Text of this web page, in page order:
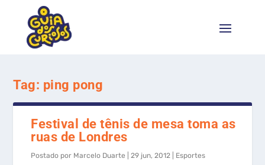
Tag: ping pong
Festival de tênis de mesa toma as
ruas de Londres
Postado por Marcelo Duarte |29 jun, 2012 Esportes